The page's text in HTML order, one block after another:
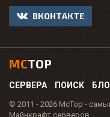
ВКОНТАКТЕ
MCTOP
СЕРВЕРА ПОИСК
© 2011 - 2026 McTop -
Майнкрафт серверов.